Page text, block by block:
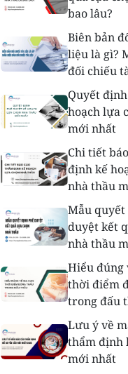
bao lâu?
Biên bản
liệu là gì?
đối chiếu
Quyết
hoạch lựa
mới nhất
Chi tiết
định kế
nhà thầu
Mẫu
duyệt kết
nhà thầu
Hiểu đúng
thời điểm
trong đấu
Lưu ý về
thẩm định
mới nhất